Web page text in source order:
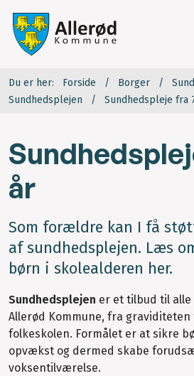
Du er her: Forside Borger
Sundhedsplejen
Sundhedspleje fra
år
Som forældre kan I få
af sundhedsplejen. Læs
børn i skolealderen her.
Sundhedsplejen er et tilbud til
Allerød Kommune, fra
folkeskolen. Formålet er at sikre
opvækst og dermed skabe
voksentilværelse.